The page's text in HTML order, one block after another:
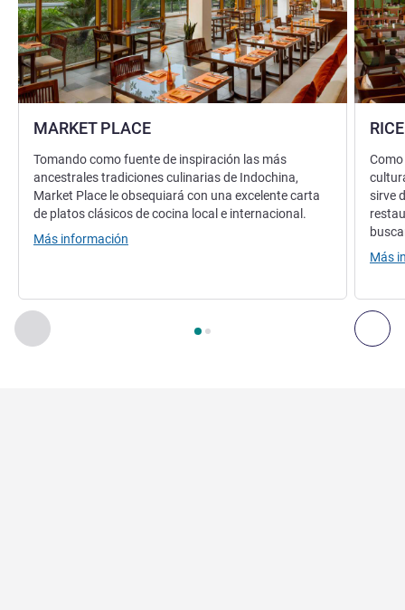
Anterior - Restaurante
Página , Restaurante 1 : MARKET PLACE , Restaurante
MARKET PLACE
Tomando como fuente de inspiración las más
ancestrales tradiciones culinarias de Indochina,
Market Place le obsequiará con una excelente carta
de platos clásicos de cocina local e internacional.
Más información
sirve
Más